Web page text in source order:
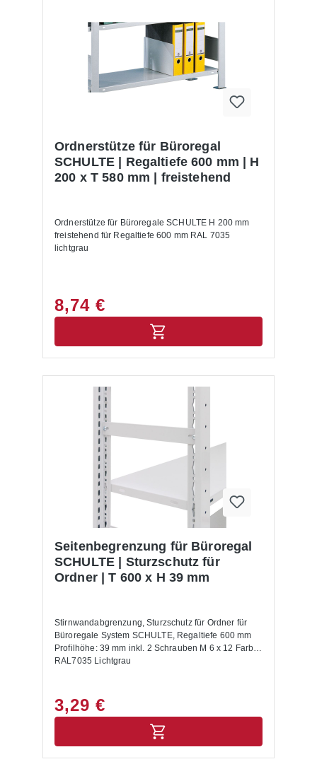
Ordnerstütze für Büroregal
SCHULTE | Regaltiefe 600 mm | H
200 x T 580 mm | freistehend
Ordnerstütze für Büroregale SCHULTE H 200 mm
freistehend für Regaltiefe 600 mm RAL 7035
lichtgrau
8,74 €
Seitenbegrenzung für Büroregal
SCHULTE | Sturzschutz für
Ordner | T 600 x H 39 mm
Stirnwandabgrenzung, Sturzschutz für Ordner für
Büroregale System SCHULTE, Regaltiefe 600 mm
Profilhöhe: 39 mm inkl. 2 Schrauben M 6 x 12 Farbe:
RAL7035 Lichtgrau
3,29 €